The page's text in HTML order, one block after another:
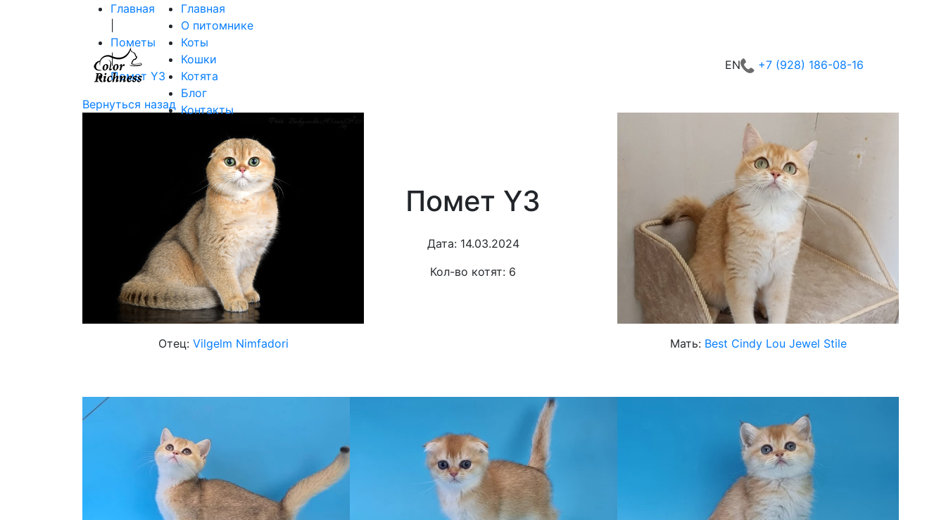
Главная
О питомнике
Коты
Кошки
Котята
Блог
Контакты
EN +7 (928) 186-08-16
Главная
Пометы
|
Помет Y3
Вернуться назад
Отец: Vilgelm Nimfadori
Помет Y3
Дата: 14.03.2024
Кол-во котят: 6
Мать: Best Cindy Lou Jewel Stile